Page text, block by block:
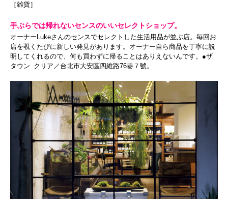
［雑貨］
手ぶらでは帰れないセンスのいいセレクトショップ。
オーナーLukeさんのセンスでセレクトした生活用品が並ぶ店。毎回お
店を覗くたびに新しい発見があります。オーナー自ら商品を丁寧に説
明してくれるので、何も買わずに帰ることはありえないんです。●ザ
タウン クリア／台北市大安區四維路76巷７號。